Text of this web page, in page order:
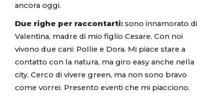
ancora oggi.
Due righe per raccontarti: sono innamorato di
Valentina, madre di mio figlio Cesare. Con noi
vivono due cani: Pollie e Dora. Mi piace stare a
contatto con la natura, ma giro easy anche nella
city. Cerco di vivere green, ma non sono bravo
come vorrei. Presento eventi che mi piacciono.